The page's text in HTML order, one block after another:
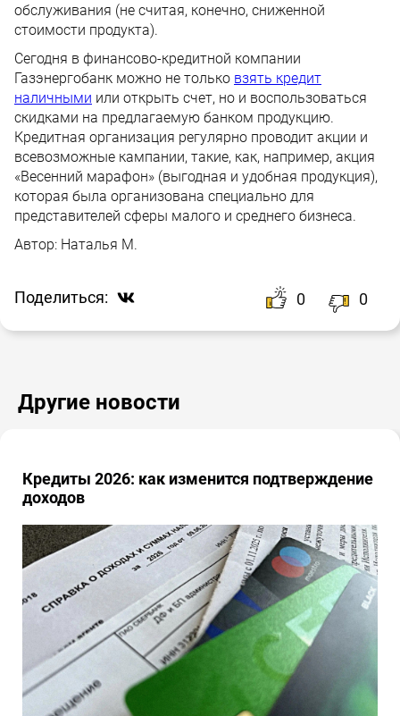
обслуживания (не считая, конечно, сниженной
стоимости продукта).
Сегодня в финансово-кредитной компании
Газэнергобанк можно не только взять кредит
наличными или открыть счет, но и воспользоваться
скидками на предлагаемую банком продукцию.
Кредитная организация регулярно проводит акции и
всевозможные кампании, такие, как, например, акция
«Весенний марафон» (выгодная и удобная продукция),
которая была организована специально для
представителей сферы малого и среднего бизнеса.
Автор: Наталья М.
Поделиться: 0 0
Другие новости
Кредиты 2026: как изменится подтверждение
доходов